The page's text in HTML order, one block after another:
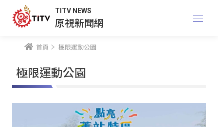
TITV NEWS
原視新聞網
首頁 極限運動公園
極限運動公園